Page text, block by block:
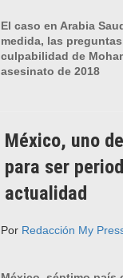
El caso en Arabia
medida, las
culpabilidad de
asesinato de 2018
México, uno
para ser
actualidad
Por Redacción My